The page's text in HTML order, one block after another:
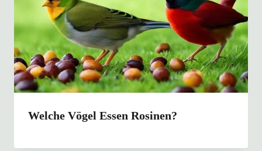
Welche Vögel Essen Rosinen?